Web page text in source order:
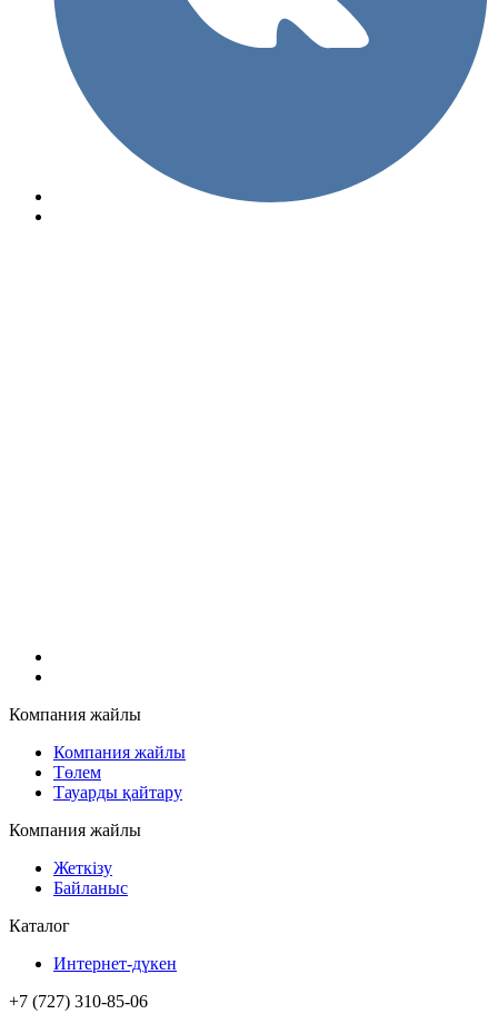
Компания жайлы
Компания жайлы
Төлем
Тауарды қайтару
Компания жайлы
Жеткізу
Байланыс
Каталог
Интернет-дүкен
+7 (727) 310-85-06